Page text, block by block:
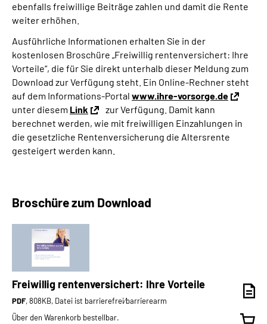
ebenfalls freiwillige Beiträge zahlen und damit die Rente
weiter erhöhen.
Ausführliche Informationen erhalten Sie in der
kostenlosen Broschüre „Freiwillig rentenversichert: Ihre
Vorteile“, die für Sie direkt unterhalb dieser Meldung zum
Download zur Verfügung steht. Ein Online-Rechner steht
auf dem Informations-Portal www.ihre-vorsorge.de
unter diesem Link
zur Verfügung. Damit kann
berechnet werden, wie mit freiwilligen Einzahlungen in
die gesetzliche Rentenversicherung die Altersrente
gesteigert werden kann.
Broschüre zum Download
Freiwillig rentenversichert: Ihre Vorteile
PDF, 808KB, Datei ist barrierefrei⁄barrierearm
Über den Warenkorb bestellbar.